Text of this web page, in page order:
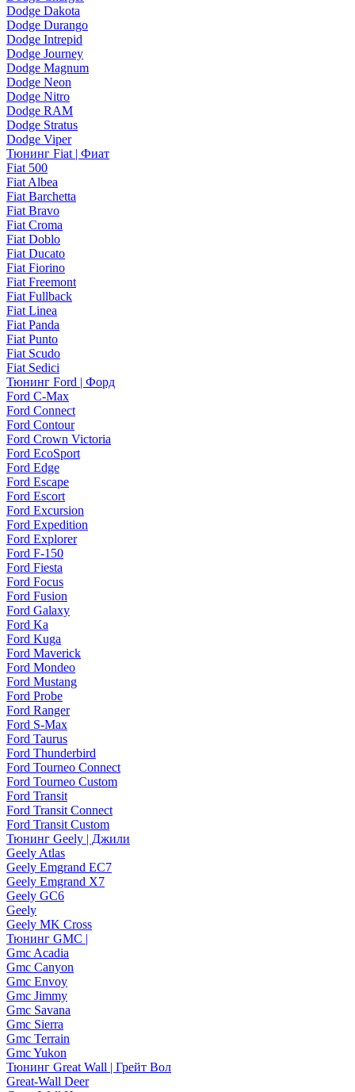
Dodge Dakota
Dodge Durango
Dodge Intrepid
Dodge Journey
Dodge Magnum
Dodge Neon
Dodge Nitro
Dodge RAM
Dodge Stratus
Dodge Viper
Тюнинг Fiat | Фиат
Fiat 500
Fiat Albea
Fiat Barchetta
Fiat Bravo
Fiat Croma
Fiat Doblo
Fiat Ducato
Fiat Fiorino
Fiat Freemont
Fiat Fullback
Fiat Linea
Fiat Panda
Fiat Punto
Fiat Scudo
Fiat Sedici
Тюнинг Ford | Форд
Ford C-Max
Ford Connect
Ford Contour
Ford Crown Victoria
Ford EcoSport
Ford Edge
Ford Escape
Ford Escort
Ford Excursion
Ford Expedition
Ford Explorer
Ford F-150
Ford Fiesta
Ford Focus
Ford Fusion
Ford Galaxy
Ford Ka
Ford Kuga
Ford Maverick
Ford Mondeo
Ford Mustang
Ford Probe
Ford Ranger
Ford S-Max
Ford Taurus
Ford Thunderbird
Ford Tourneo Connect
Ford Tourneo Custom
Ford Transit
Ford Transit Connect
Ford Transit Custom
Тюнинг Geely | Джили
Geely Atlas
Geely Emgrand EC7
Geely Emgrand X7
Geely GC6
Geely
Geely MK Cross
Тюнинг GMC |
Gmc Acadia
Gmc Canyon
Gmc Envoy
Gmc Jimmy
Gmc Savana
Gmc Sierra
Gmc Terrain
Gmc Yukon
Тюнинг Great Wall | Грейт Вол
Great-Wall Deer